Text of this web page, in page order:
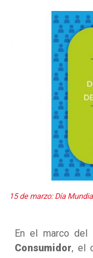
15 de marzo: Día
En el marco del
Consumidor, el